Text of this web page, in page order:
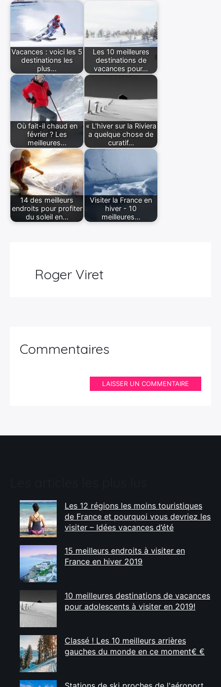
Vacances : voici les 5
destinations les
plus…
Les 10 meilleures
destinations de
vacances pour…
Où fait-il chaud en
février ? Les
meilleures…
« L'hiver sur la Riviera
a quelque chose de
curatif…
14 des meilleurs
endroits pour profiter
du soleil en…
Visiter la France en
hiver - 10
meilleures…
Roger Viret
Commentaires
LAISSER UN COMMENTAIRE
Les 12 régions les moins touristiques
de France et pourquoi vous devriez les
visiter – Idées vacances d’été
15 meilleurs endroits à visiter en
France en hiver 2019
10 meilleures destinations de vacances
pour adolescents à visiter en 2019!
Classé ! Les 10 meilleurs arrières
gauches du monde en ce moment€ €